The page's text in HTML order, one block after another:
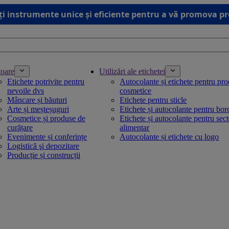
instrumente unice și eficiente pentru a vă promova
Etichete potrivite pentru
nevoile dvs
Mâncare și băuturi
Arte și meșteșuguri
Cosmetice și produse de
curățare
Evenimente și conferințe
Logistică şi depozitare
Producție și construcții
Utilizări ale etichetei
Autocolante și etichete pentru
cosmetice
Etichete pentru sticle
Etichete și autocolante pentru
Etichete și autocolante pentru
alimentar
Autocolante și etichete cu logo